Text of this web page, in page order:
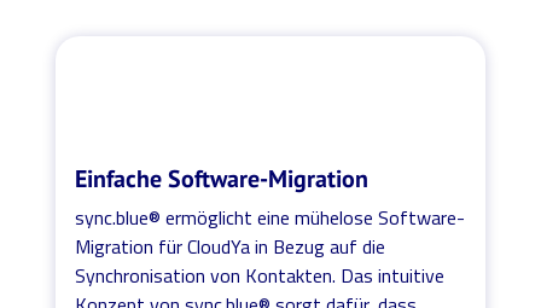
Einfache Software-Migration
sync.blue® ermöglicht eine mühelose Software-
Migration für CloudYa in Bezug auf die
Synchronisation von Kontakten. Das intuitive